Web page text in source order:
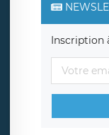
Inscription